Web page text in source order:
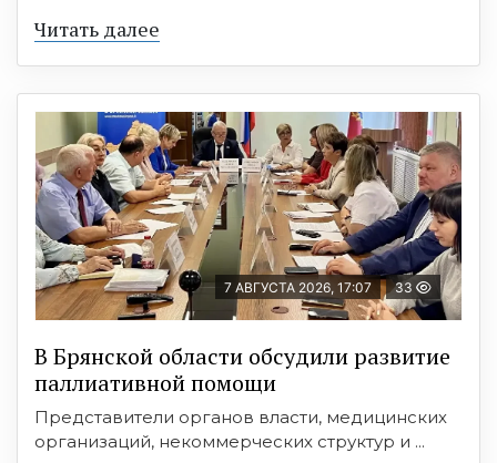
Читать далее
7 АВГУСТА 2026, 17:07 33
В Брянской области обсудили развитие
паллиативной помощи
Представители органов власти, медицинских
организаций, некоммерческих структур и ...